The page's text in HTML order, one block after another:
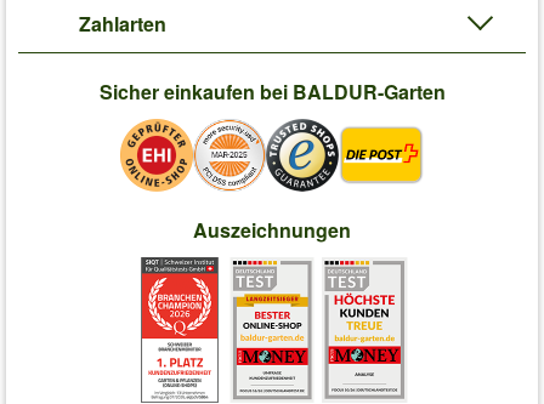
Zahlarten
Sicher einkaufen bei BALDUR-Garten
Auszeichnungen